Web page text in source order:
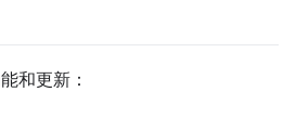
和更新：